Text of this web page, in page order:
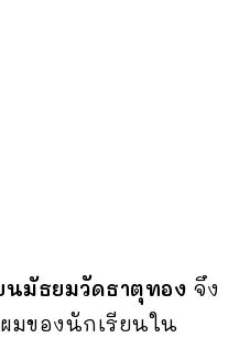
นมัธยมวัดธาตุทอง จึง
มของนักเรียนใน